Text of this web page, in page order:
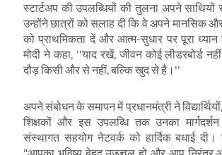
स्टार्टअप की उपलब्धियों की तुलना अपने
उन्होंने छात्रों को सलाह दी कि वे अपने मानसिक
को प्राथमिकता दें और आत्म-सुधार पर पूरा
मोदी ने कहा, ''याद रखें, जीवन कोई लीडरबोर्ड
दौड़ किसी और से नहीं, बल्कि खुद से है। ''
अपने संबोधन के समापन में प्रधानमंत्री ने विद्यार्थियों,
शिक्षकों और इस उपलब्धि तक उनका
संस्थागत सहयोग नेटवर्क को हार्दिक बधाई दी।